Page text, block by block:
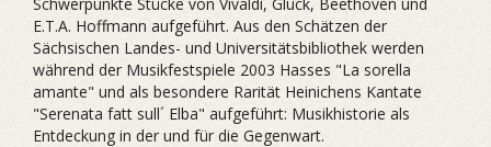
E.T.A. Hoffmann aufgeführt. Aus den Schätzen der
Sächsischen Landes- und Universitätsbibliothek werden
während der Musikfestspiele 2003 Hasses "La sorella
amante" und als besondere Rarität Heinichens Kantate
"Serenata fatt sull´ Elba" aufgeführt: Musikhistorie als
Entdeckung in der und für die Gegenwart.